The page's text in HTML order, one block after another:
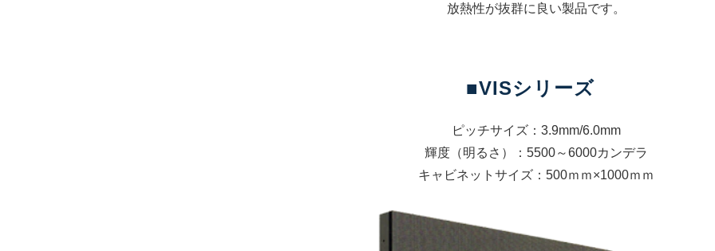
放熱性が抜群に良い製品です。
■VISシリーズ
ピッチサイズ：3.9mm/6.0mm
輝度（明るさ）：5500～6000カンデラ
キャビネットサイズ：500ｍｍ×1000ｍｍ